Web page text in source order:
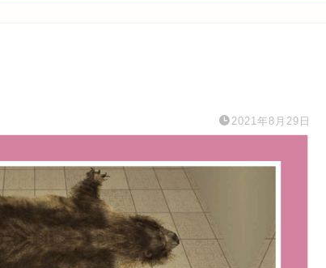
2021年8月29日